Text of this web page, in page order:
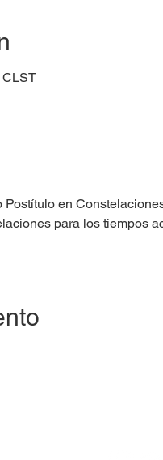
CLST
Postítulo en
para los tiempos